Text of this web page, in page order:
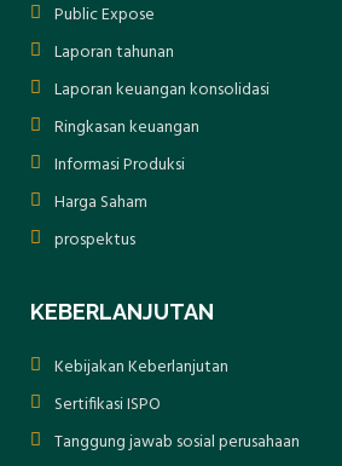
Public Expose
Laporan tahunan
Laporan keuangan konsolidasi
Ringkasan keuangan
Informasi Produksi
Harga Saham
prospektus
KEBERLANJUTAN
Kebijakan Keberlanjutan
Sertifikasi ISPO
Tanggung jawab sosial perusahaan